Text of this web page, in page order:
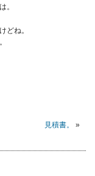
。
どね。
見積書。 »